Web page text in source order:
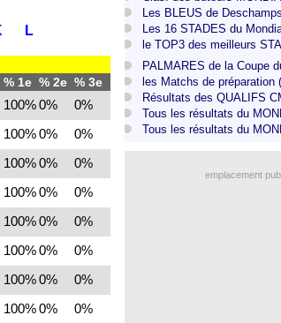
L
% 1e % 2e % 3e
100%0% 0%
100%0% 0%
100%0% 0%
100%0% 0%
100%0% 0%
100%0% 0%
100%0% 0%
100%0% 0%
Les BLEUS de Deschamps
Les 16 STADES du
le TOP3 des meilleurs
PALMARES de la Coupe
les Matchs de préparation
Résultats des QUALIFS
Tous les résultats du
Tous les résultats du
emplacement